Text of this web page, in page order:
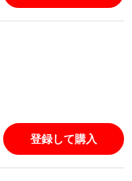
登録して購入